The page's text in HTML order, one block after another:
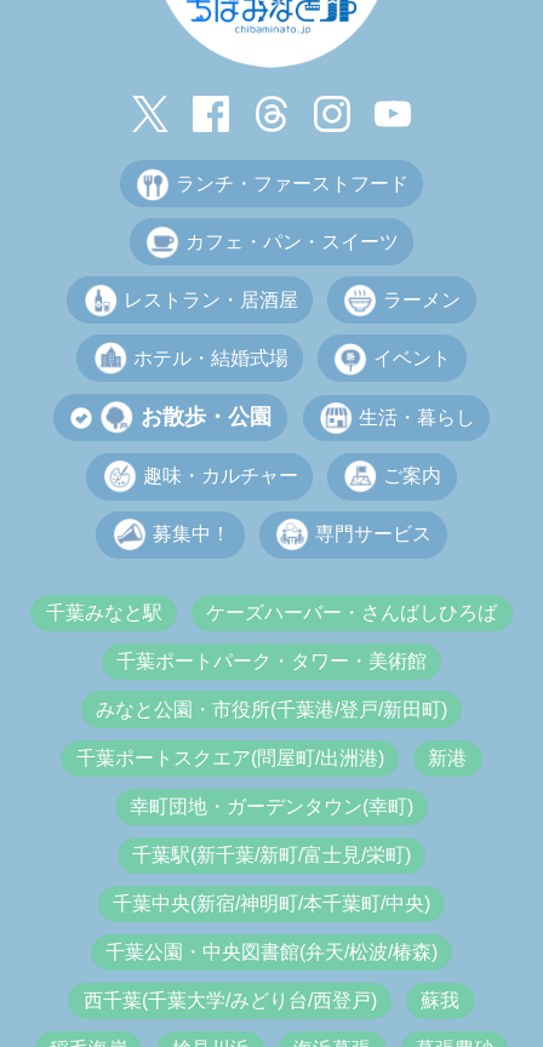
ランチ・ファーストフード
カフェ・パン・スイーツ
レストラン・居酒屋 ラーメン
ホテル・結婚式場 イベント
お散歩・公園 生活・暮らし
趣味・カルチャー ご案内
募集中！ 専門サービス
千葉みなと駅 ケーズハーバー・さんばしひろば
千葉ポートパーク・タワー・美術館
みなと公園・市役所(千葉港/登戸/新田町)
千葉ポートスクエア(問屋町/出洲港) 新港
幸町団地・ガーデンタウン(幸町)
千葉駅(新千葉/新町/富士見/栄町)
千葉中央(新宿/神明町/本千葉町/中央)
千葉公園・中央図書館(弁天/松波/椿森)
西千葉(千葉大学/みどり台/西登戸) 蘇我